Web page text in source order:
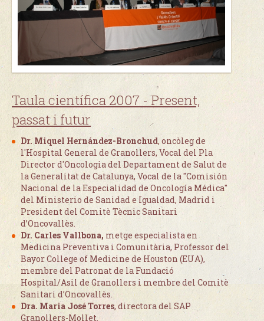
Taula científica 2007 -Present,
passat i futur
Dr. Miquel Hernández-Bronchud, oncòleg de
l'Hospital General de Granollers, Vocal del Pla
Director d'Oncologia del Departament de Salut de
la Generalitat de Catalunya, Vocal de la "Comisión
Nacional de la Especialidad de Oncología Médica"
del Ministerio de Sanidad e Igualdad, Madrid i
President del Comitè Tècnic Sanitari
d’Oncovallès.
Dr. Carles Vallbona, metge especialista en
Medicina Preventiva i Comunitària, Professor del
Bayor College of Medicine de Houston (EUA),
membre del Patronat de la Fundació
Hospital/Asil de Granollers i membre del Comitè
Sanitari d’Oncovallès.
Dra. Maria José Torres, directora del SAP
Granollers-Mollet.